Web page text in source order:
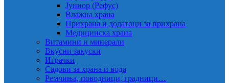
Јуниор (Рефус)
Влажна храна
Прихрана и додатоци за прихрана
Медицинска храна
Витамини и минерали
Вкусни закуски
Играчки
Садови за храна и вода
Ремчиња, поводници, градници…